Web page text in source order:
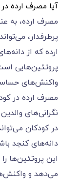
آیا مصرف ارده
مصرف ارده، به
پرطرفدار،
ارده که از
پروتئین‌هایی
واکنش‌های
مصرف ارده در
نگرانی‌های
در کودکان
دانه‌های کنجد
این پروتئین‌ها
می‌دهد و